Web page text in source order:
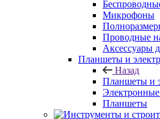
Микрофоны
Проводные
Аксессуары
Планшеты и
Назад
Планшеты и
Планшеты